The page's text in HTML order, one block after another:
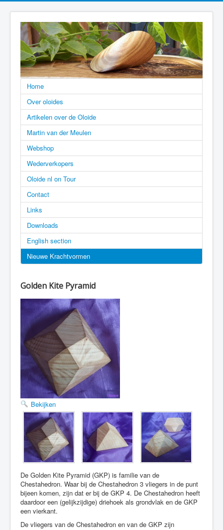
Home
Over oloides
Artikelen over de Oloide
Martin van der Meulen
Webshop
Wederverkopers
Oloide nl on Tour
Contact
Links
Downloads
English section
Nieuwe Krachtvormen
Golden Kite Pyramid
Bekijken
De Golden Kite Pyramid (GKP) is familie van de
Chestahedron. Waar bij de Chestahedron 3 vliegers in de punt
bijeen komen, zijn dat er bij de GKP 4. De Chestahedron heeft
daardoor een (gelijkzijdige) driehoek als grondvlak en de GKP
een vierkant.
De vliegers van de Chestahedron en van de GKP zijn